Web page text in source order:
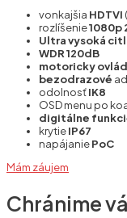
vonkajšia HDTVI
rozlíšenie1080p
Ultra vysoká
WDR 120dB
motoricky
bezodrazové
odolnosťIK8
OSD menu po
digitálne
krytieIP67
napájaniePoC
Mám záujem
Chránime